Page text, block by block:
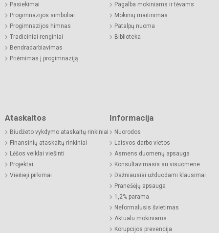
Pasiekimai
Progimnazijos simboliai
Progimnazijos himnas
Tradiciniai renginiai
Bendradarbiavimas
Priėmimas į progimnaziją
Pagalba mokiniams ir tėvams
Mokinių maitinimas
Patalpų nuoma
Biblioteka
Ataskaitos
Biudžeto vykdymo ataskaitų rinkiniai
Finansinių ataskaitų rinkiniai
Lėšos veiklai viešinti
Projektai
Viešieji pirkimai
Informacija
Nuorodos
Laisvos darbo vietos
Asmens duomenų apsauga
Konsultavimasis su visuomene
Dažniausiai užduodami klausimai
Pranešėjų apsauga
1,2% parama
Neformalusis švietimas
Aktualu mokiniams
Korupcijos prevencija